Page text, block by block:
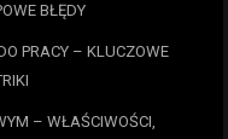
BŁĘDY
PRACY – KLUCZOWE
– WŁAŚCIWOŚCI,